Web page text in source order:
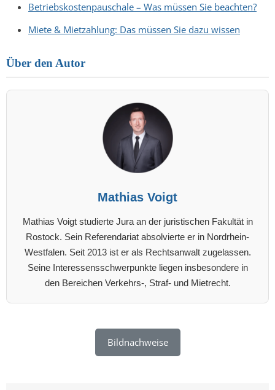
Betriebskostenpauschale – Was müssen Sie beachten?
Miete & Mietzahlung: Das müssen Sie dazu wissen
Über den Autor
Mathias Voigt
Mathias Voigt studierte Jura an der juristischen Fakultät in
Rostock. Sein Referendariat absolvierte er in Nordrhein-
Westfalen. Seit 2013 ist er als Rechtsanwalt zugelassen.
Seine Interessensschwerpunkte liegen insbesondere in
den Bereichen Verkehrs-, Straf- und Mietrecht.
Bildnachweise